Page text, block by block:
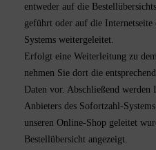
entweder auf die
geführt oder auf die Internetseite
Systems weitergeleitet.
Erfolgt eine Weiterleitung zu
nehmen Sie dort die
Daten vor. Abschließend werden
Anbieters des Sofortzahl-
unseren Online-Shop geleitet
Bestellübersicht angezeigt.